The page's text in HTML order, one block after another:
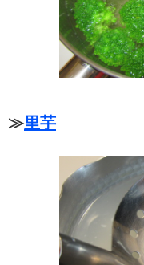
≫里芋